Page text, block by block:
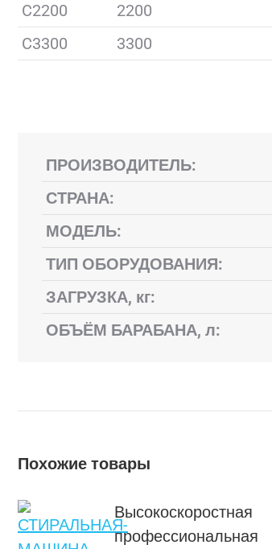
C2200
2200
C3300
3300
ПРОИЗВОДИТЕЛЬ:
СТРАНА:
МОДЕЛЬ:
ТИП ОБОРУДОВАНИЯ:
ЗАГРУЗКА, кг:
ОБЪЁМ БАРАБАНА, л:
Похожие товары
Высокоскоростная
профессиональная